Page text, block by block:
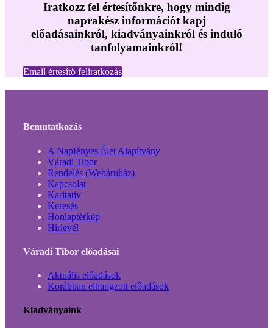
Iratkozz fel értesítőnkre, hogy mindig
naprakész információt kapj
előadásainkról, kiadványainkról és induló
tanfolyamainkról!
Email értesítő feliratkozás
Bemutatkozás
A Napfényes Élet Alapítvány
Váradi Tibor
Rendelés (Webáruház)
Kapcsolat
Karitatív
Keresés
Honlaptérkép
Hírlevél
Váradi Tibor előadásai
Aktuális előadások
Korábban elhangzott előadások
Kiadványaink